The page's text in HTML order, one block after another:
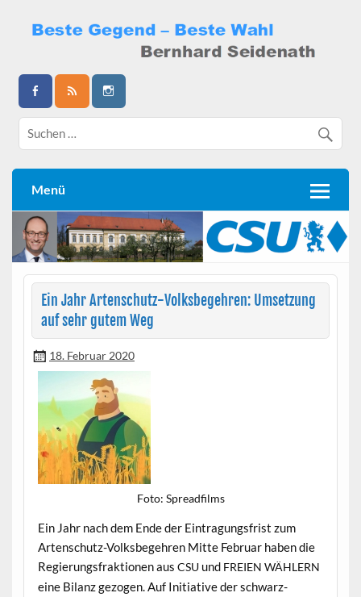
content
Bernhard Seidenath
Menü
Ein Jahr Artenschutz-Volksbegehren: Umsetzung
auf sehr gutem Weg
18. Februar 2020
Foto: Spread­films
Ein Jahr nach dem Ende der Ein­tra­gungs­frist zum
Arten­schutz-Volks­begehren Mitte Feb­ru­ar haben die
Regierungs­frak­tio­nen aus CSUund FREIEN WÄHLERN
eine Bilanz gezo­gen. Auf Ini­tia­tive der schwarz-